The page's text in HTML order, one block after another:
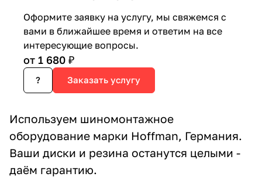
Оформите заявку на услугу, мы свяжемся с
вами в ближайшее время и ответим на все
интересующие вопросы.
от 1 680 ₽
? Заказать услугу
Используем шиномонтажное
оборудование марки Hoffman, Германия.
Ваши диски и резина останутся целыми -
даём гарантию.